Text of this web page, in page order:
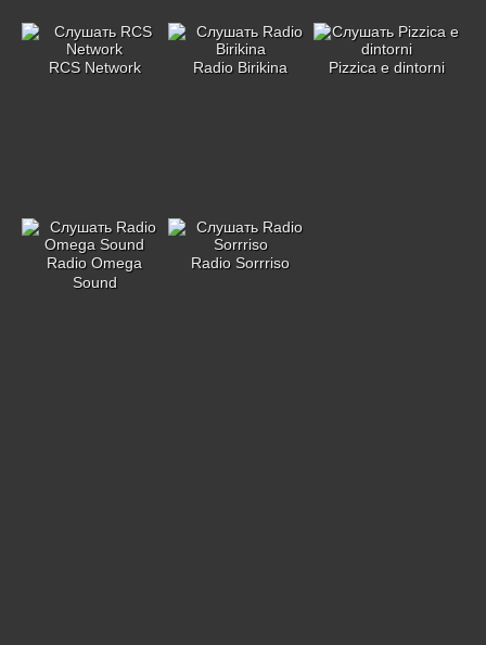
RCS Network Radio Birikina Pizzica e dintorni
Radio Omega
Sound
Radio Sorrriso